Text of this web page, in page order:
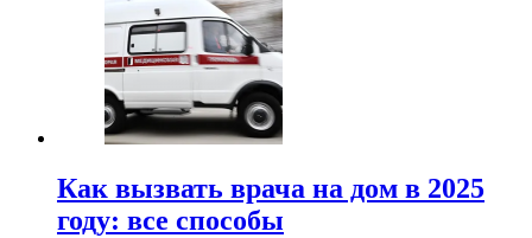
Как вызвать врача на дом в 2025
году: все способы